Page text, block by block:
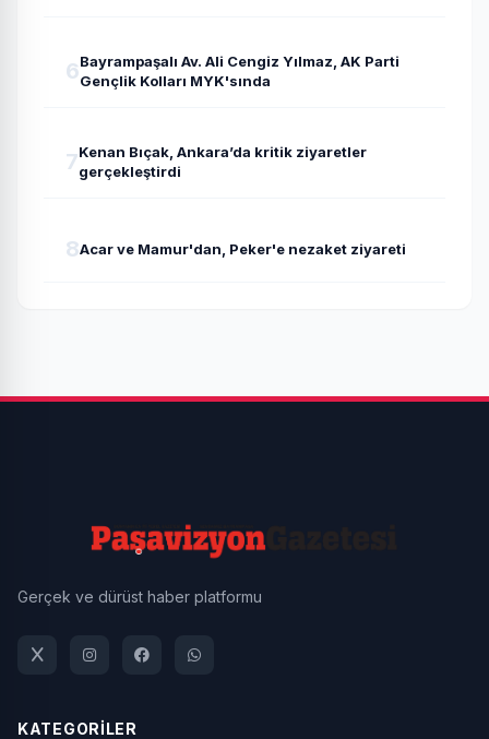
6Bayrampaşalı Av. Ali Cengiz Yılmaz, AK Parti
Gençlik Kolları MYK'sında
7Kenan Bıçak, Ankara’da kritik ziyaretler
gerçekleştirdi
8Acar ve Mamur'dan, Peker'e nezaket ziyareti
Gerçek ve dürüst haber platformu
KATEGORİLER